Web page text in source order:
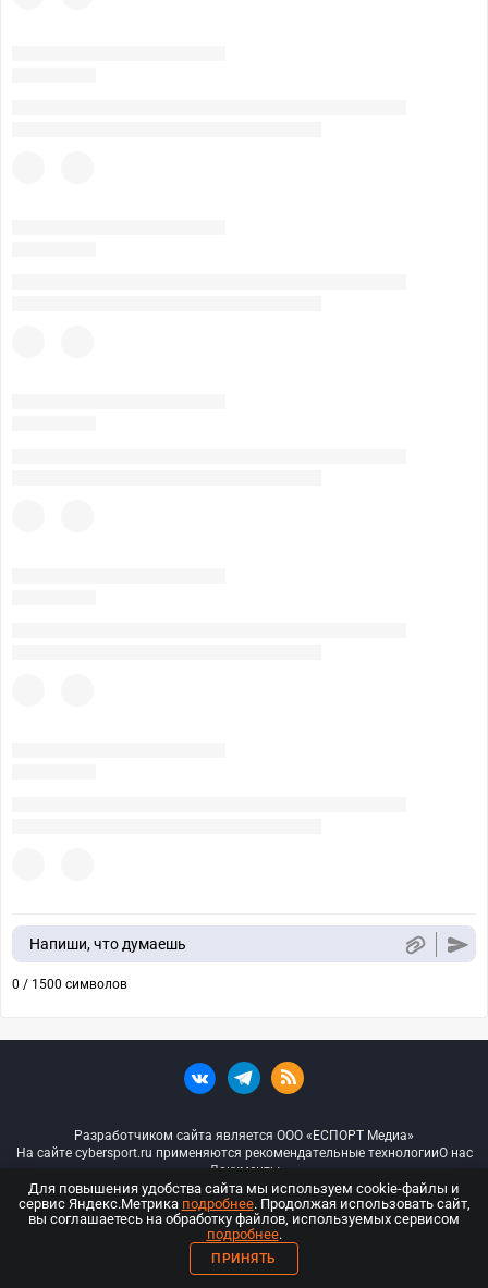
Напиши, что думаешь
0 / 1500 символов
Разработчиком сайта является ООО «ЕСПОРТ Медиа»
На сайте cybersport.ru применяются рекомендательные технологииО нас
Документы
© ООО «Киберспорт.ру» — Все права защищены
18+
ООО «Киберспорт.ру». Свидетельство о регистрации средств массовой
Для повышения удобства сайта мы используем cookie-файлы и
сервис Яндекс.Метрика подробнее. Продолжая использовать сайт,
вы соглашаетесь на обработку файлов, используемых сервисом
подробнее.
ПРИНЯТЬ